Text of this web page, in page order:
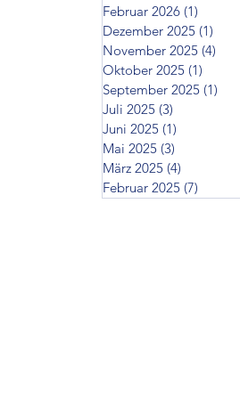
Februar 2026 (1)
Dezember 2025 (1)
November 2025 (4)
Oktober 2025 (1)
September 2025 (1)
Juli 2025 (3)
Juni 2025 (1)
Mai 2025 (3)
März 2025 (4)
Februar 2025 (7)